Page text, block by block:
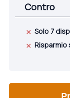
Contro
Solo 7
Risparmio